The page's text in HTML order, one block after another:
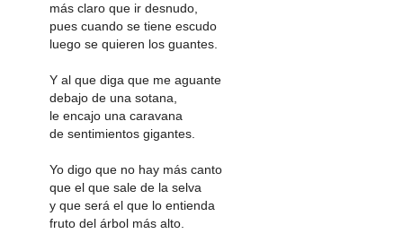
más claro que ir desnudo,
pues cuando se tiene escudo
luego se quieren los guantes.
Y al que diga que me aguante
debajo de una sotana,
le encajo una caravana
de sentimientos gigantes.
Yo digo que no hay más canto
que el que sale de la selva
y que será el que lo entienda
fruto del árbol más alto.